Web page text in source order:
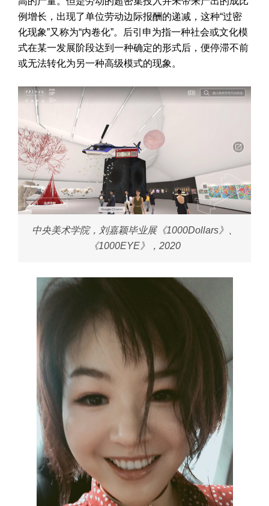
例增长，出现了单位劳动边际报酬的递减，这种“过密
化现象”又称为“内卷化”。后引申为指一种社会或文化模
式在某一发展阶段达到一种确定的形式后，便停滞不前
或无法转化为另一种高级模式的现象。
中央美术学院，刘嘉颖毕业展《1000Dollars》、
《1000EYE》，2020